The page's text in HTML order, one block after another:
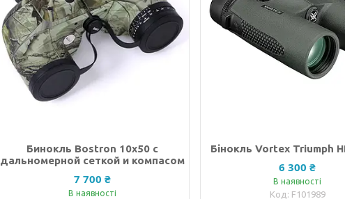
Бинокль Bostron 10x50 с
дальномерной сеткой и компасом
7 700 ₴
В наявності
Бінокль Vortex Triumph
6 300 ₴
В наявності
F101989